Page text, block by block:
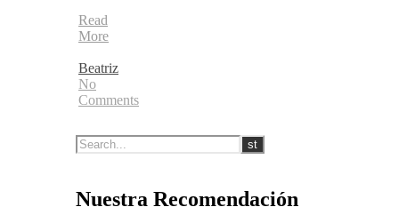
Read
More
Beatriz
No
Comments
Nuestra Recomendación